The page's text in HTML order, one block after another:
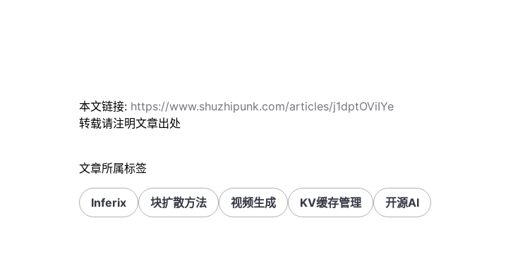
本文链接: https://www.shuzhipunk.com/articles/j1dptOViIYe
转载请注明文章出处
文章所属标签
Inferix 块扩散方法 视频生成 KV缓存管理 开源AI